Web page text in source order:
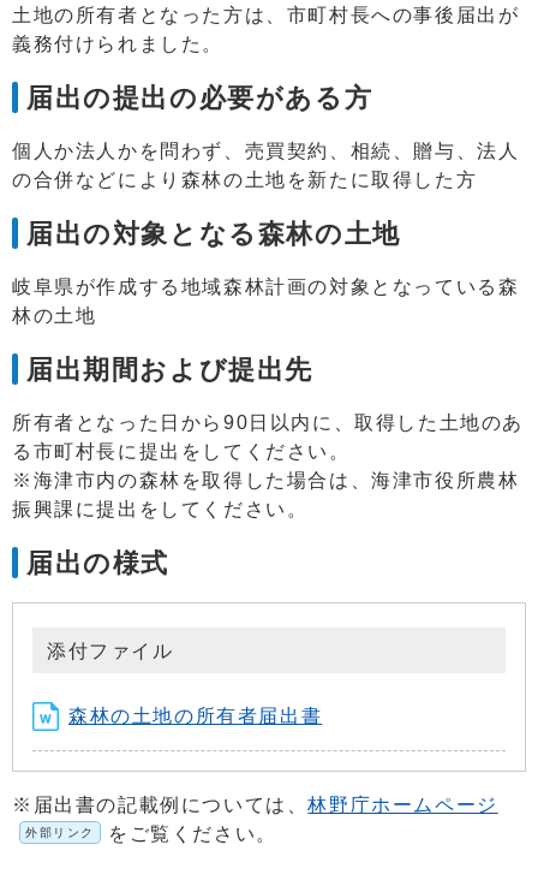
土地の所有者となった方は、市町村長への事後届出が
義務付けられました。
届出の提出の必要がある方
個人か法人かを問わず、売買契約、相続、贈与、法人
の合併などにより森林の土地を新たに取得した方
届出の対象となる森林の土地
岐阜県が作成する地域森林計画の対象となっている森
林の土地
届出期間および提出先
所有者となった日から90日以内に、取得した土地のあ
る市町村長に提出をしてください。
※海津市内の森林を取得した場合は、海津市役所農林
振興課に提出をしてください。
届出の様式
添付ファイル
森林の土地の所有者届出書
※届出書の記載例については、林野庁ホームページ
外部リンク をご覧ください。